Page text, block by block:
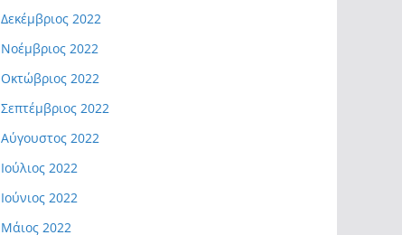
Δεκέμβριος 2022
Νοέμβριος 2022
Οκτώβριος 2022
Σεπτέμβριος 2022
Αύγουστος 2022
Ιούλιος 2022
Ιούνιος 2022
Μάιος 2022